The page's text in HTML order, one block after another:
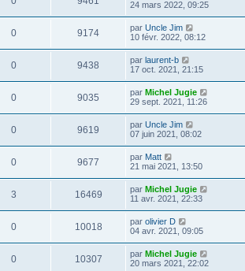
24 mars 2022, 09:25
0 9174 par Uncle Jim
10 févr. 2022, 08:12
0 9438 par laurent-b
17 oct. 2021, 21:15
0 9035 par Michel Jugie
29 sept. 2021, 11:26
0 9619 par Uncle Jim
07 juin 2021, 08:02
0 9677 par Matt
21 mai 2021, 13:50
3 16469 par Michel Jugie
11 avr. 2021, 22:33
0 10018 par olivier D
04 avr. 2021, 09:05
0 10307 par Michel Jugie
20 mars 2021, 22:02